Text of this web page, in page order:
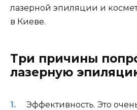
лазерной эпиляции и
в Киеве.
Три причины
лазерную
Эффективность. Это